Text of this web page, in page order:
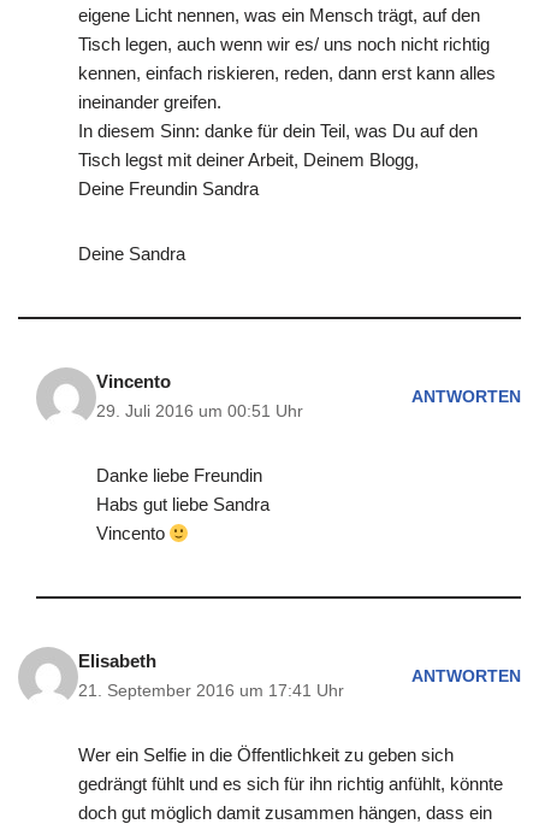
eigene Licht nennen, was ein Mensch trägt, auf den
Tisch legen, auch wenn wir es/ uns noch nicht richtig
kennen, einfach riskieren, reden, dann erst kann alles
ineinander greifen.
In diesem Sinn: danke für dein Teil, was Du auf den
Tisch legst mit deiner Arbeit, Deinem Blogg,
Deine Freundin Sandra
Deine Sandra
Vincento
29. Juli 2016 um 00:51 Uhr
ANTWORTEN
Danke liebe Freundin
Habs gut liebe Sandra
Vincento
Elisabeth
21. September 2016 um 17:41 Uhr
ANTWORTEN
Wer ein Selfie in die Öffentlichkeit zu geben sich
gedrängt fühlt und es sich für ihn richtig anfühlt, könnte
doch gut möglich damit zusammen hängen, dass ein